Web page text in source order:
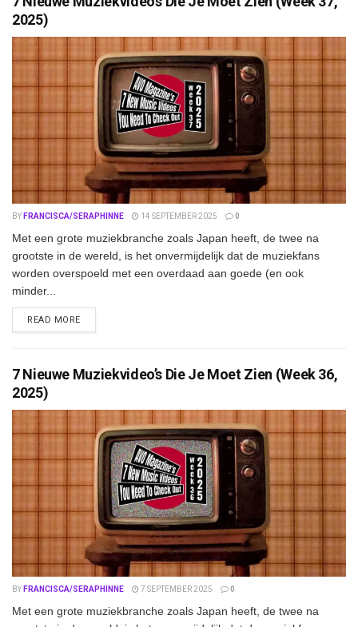
2025)
BY FRANCISCA/SERAPHINNE 14 SEPTEMBER 2025 0
Met een grote muziekbranche zoals Japan heeft, de twee na
grootste in de wereld, is het onvermijdelijk dat de muziekfans
worden overspoeld met een overdaad aan goede (en ook
minder...
READ MOREDETAILS
7 Nieuwe Muziekvideo’s Die Je Moet Zien (Week 36,
2025)
BY FRANCISCA/SERAPHINNE 7 SEPTEMBER 2025 0
Met een grote muziekbranche zoals Japan heeft, de twee na